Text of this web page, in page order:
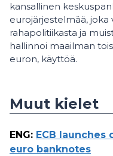
kansallinen
eurojärjestelmää,
rahapolitiikasta ja
hallinnoi maailman
euron, käyttöä.
Muut kielet
ENG: ECB
euro banknotes